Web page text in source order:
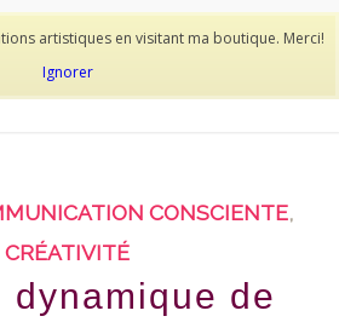
artistiques en visitant ma boutique. Merci!
Ignorer
514-278-9938
CONSCIENTE,
CRÉATIVITÉ
dynamique de